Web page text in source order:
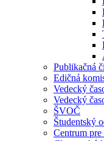
Publikačná
Edičná
Vedecký
Vedecký
ŠVOČ
Študentský
Centrum